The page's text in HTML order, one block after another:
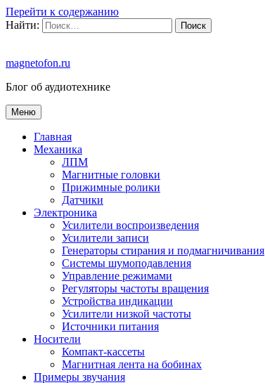
Перейти к содержанию
Найти:
magnetofon.ru
Блог об аудиотехнике
Меню
Главная
Механика
ЛПМ
Магнитные головки
Прижимные ролики
Датчики
Электроника
Усилители воспроизведения
Усилители записи
Генераторы стирания и подмагничивания
Системы шумоподавления
Управление режимами
Регуляторы частоты вращения
Устройства индикации
Усилители низкой частоты
Источники питания
Носители
Компакт-кассеты
Магнитная лента на бобинах
Примеры звучания